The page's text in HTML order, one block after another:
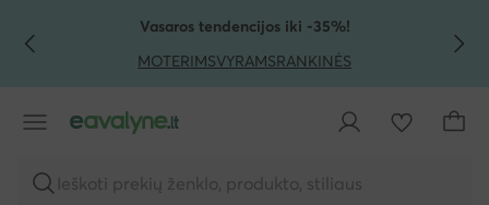
PEREITI PRIE PAGRINDINIO TURINIO
PEREITI Į PAIEŠKĄVasaros tendencijos iki -35%!
MOTERIMSVYRAMSRANKINĖS
Ieškoti prekių ženklo, produkto, stiliaus